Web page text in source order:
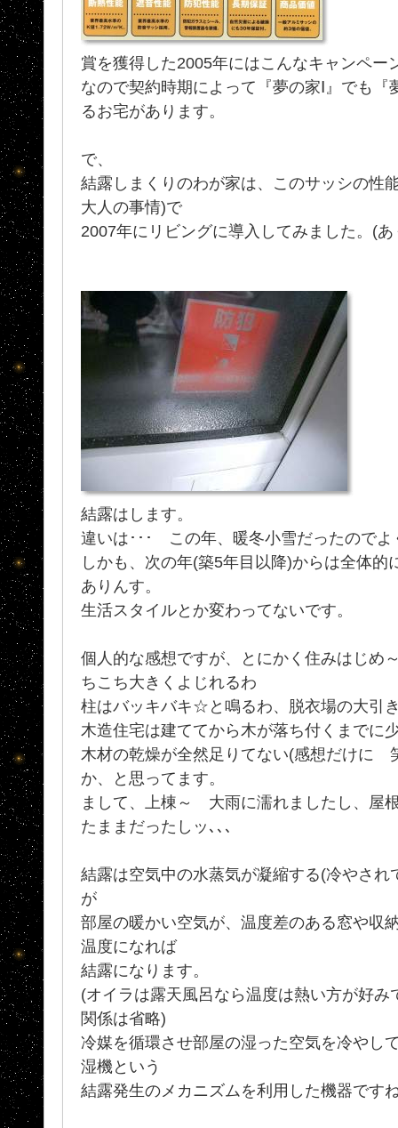
賞を獲得した2005年にはこんなキャンペー
なので契約時期によって『夢の家Ⅰ』でも
るお宅があります。
で、
結露しまくりのわが家は、このサッシの性
大人の事情)で
2007年にリビングに導入してみました。(
結露はします。
違いは･･･ この年、暖冬小雪だったのでよ
しかも、次の年(築5年目以降)からは全体的
ありんす。
生活スタイルとか変わってないです。
個人的な感想ですが、とにかく住みはじめ
ちこち大きくよじれるわ
柱はバッキバキ☆と鳴るわ、脱衣場の大引
木造住宅は建ててから木が落ち付くまでに
木材の乾燥が全然足りてない(感想だけに
か、と思ってます。
まして、上棟～ 大雨に濡れましたし、屋
たままだったしッ､､､
結露は空気中の水蒸気が凝縮する(冷やさ
が
部屋の暖かい空気が、温度差のある窓や収
温度になれば
結露になります。
(オイラは露天風呂なら温度は熱い方が好
関係は省略)
冷媒を循環させ部屋の湿った空気を冷やし
湿機という
結露発生のメカニズムを利用した機器です